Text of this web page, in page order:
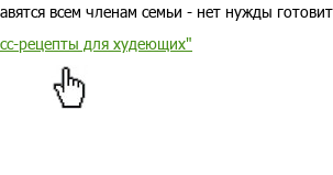
всем членам семьи - нет нужды
рецепты для худеющих"